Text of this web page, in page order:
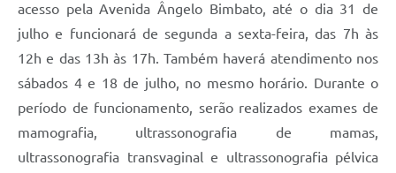
acesso pela Avenida Ângelo Bimbato, até o dia 31 de
julho e funcionará de segunda a sexta-feira, das 7h às
12h e das 13h às 17h. Também haverá atendimento nos
sábados 4 e 18 de julho, no mesmo horário. Durante o
período de funcionamento, serão realizados exames de
mamografia, ultrassonografia de mamas,
ultrassonografia transvaginal e ultrassonografia pélvica